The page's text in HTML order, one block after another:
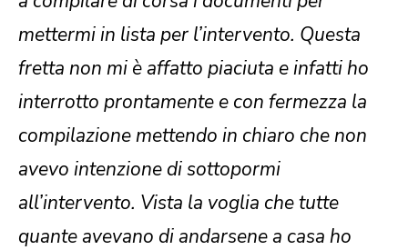
mettermi in lista per l’intervento. Questa
fretta non mi è affatto piaciuta e infatti ho
interrotto prontamente e con fermezza la
compilazione mettendo in chiaro che non
avevo intenzione di sottopormi
all’intervento. Vista la voglia che tutte
quante avevano di andarsene a casa ho